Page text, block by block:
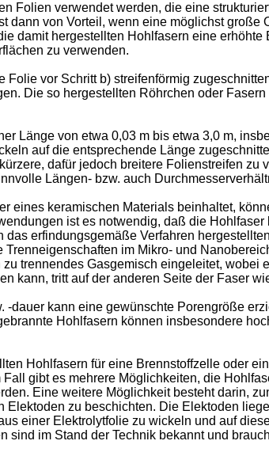
Folien verwendet werden, die eine
von Vorteil, wenn eine möglichst große
damit hergestellten Hohlfasern eine
zu verwenden.
vor Schritt b) streifenförmig
Die so hergestellten Röhrchen oder
Länge von etwa 0,03 m bis etwa 3,0 m,
auf die entsprechende Länge
dafür jedoch breitere Folienstreifen zu
Längen- bzw. auch
eines keramischen Materials beinhaltet,
ist es notwendig, daß die
erfindungsgemäße Verfahren
im Mikro- und
trennendes Gasgemisch eingeleitet, wobei
kann, tritt auf der anderen Seite der Faser
dauer kann eine gewünschte Porengröße
Hohlfasern können insbesondere
Hohlfasern für eine Brennstoffzelle oder
gibt es mehrere Möglichkeiten, die
Eine weitere Möglichkeit besteht darin,
zu beschichten. Die Elektoden
einer Elektrolytfolie zu wickeln und auf
im Stand der Technik bekannt und